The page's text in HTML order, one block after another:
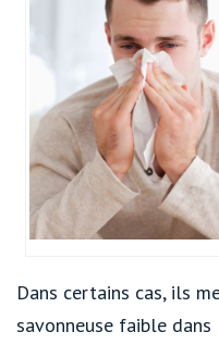
Dans certains cas, ils
savonneuse faible